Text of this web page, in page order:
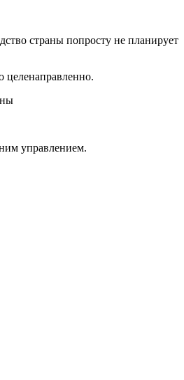
страны попросту не планирует
целенаправленно.
управлением.